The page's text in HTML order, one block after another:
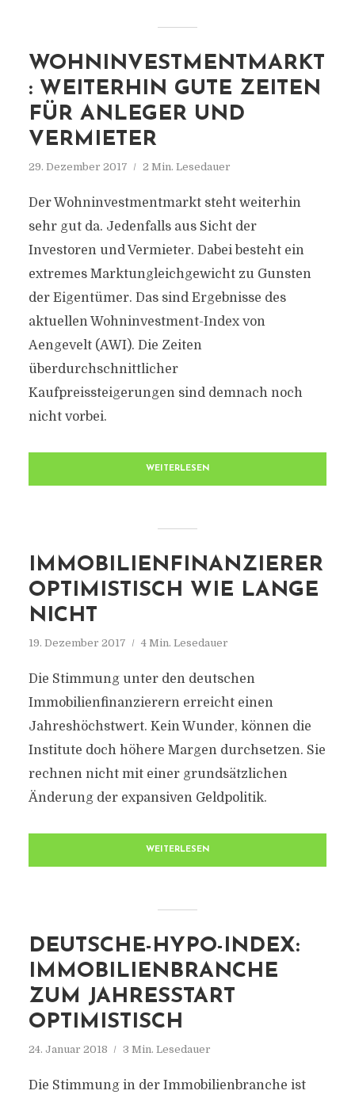
WOHNINVESTMENTMARKT
: WEITERHIN GUTE ZEITEN
FÜR ANLEGER UND
VERMIETER
29. Dezember 2017 2 Min. Lesedauer
Der Wohninvestmentmarkt steht weiterhin
sehr gut da. Jedenfalls aus Sicht der
Investoren und Vermieter. Dabei besteht ein
extremes Marktungleich­gewicht zu Gunsten
der Eigentümer. Das sind Ergebnisse des
aktuellen Wohninvestment-Index von
Aengevelt (AWI). Die Zeiten
überdurchschnittlicher
Kaufpreissteigerungen sind demnach noch
nicht vorbei.
WEITERLESEN
IMMOBILIENFINANZIERER
OPTIMISTISCH WIE LANGE
NICHT
19. Dezember 2017 4 Min. Lesedauer
Die Stimmung unter den deutschen
Immobilienfinanzierern erreicht einen
Jahreshöchstwert. Kein Wunder, können die
Institute doch höhere Margen durchsetzen. Sie
rechnen nicht mit einer grundsätzlichen
Änderung der expansiven Geldpolitik.
WEITERLESEN
DEUTSCHE-HYPO-INDEX:
IMMOBILIENBRANCHE
ZUM JAHRESSTART
OPTIMISTISCH
24. Januar 2018 3 Min. Lesedauer
Die Stimmung in der Immobilienbranche ist